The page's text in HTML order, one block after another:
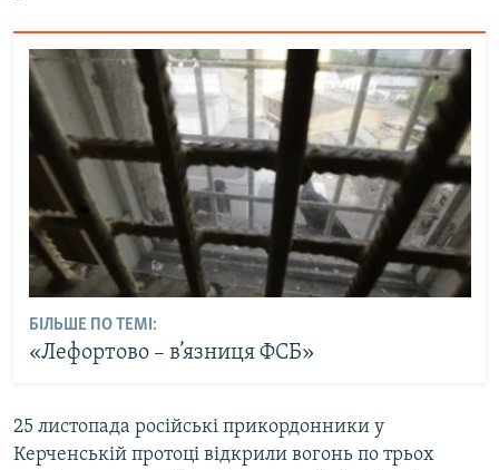
БІЛЬШЕ ПО ТЕМІ:
«Лефортово – в’язниця ФСБ»
25 листопада російські прикордонники у
Керченській протоці відкрили вогонь по трьох